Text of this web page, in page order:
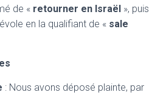
de « retourner en Israël », puis
en la qualifiant de « sale
: Nous avons déposé plainte, par